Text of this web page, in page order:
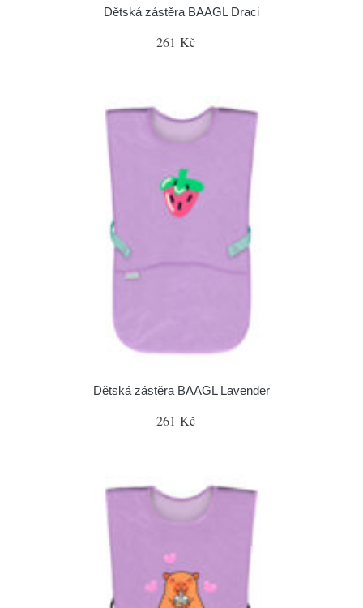
Dětská zástěra BAAGL Draci
261 Kč
Dětská zástěra BAAGL Lavender
261 Kč